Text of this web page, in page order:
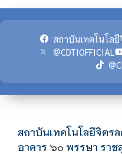
สถาบันเทคโนโล
@CDTIOFFICIAL
สถาบันเทคโนโลยีจิตรล
อาคาร ๖๐ พรรษา ราช